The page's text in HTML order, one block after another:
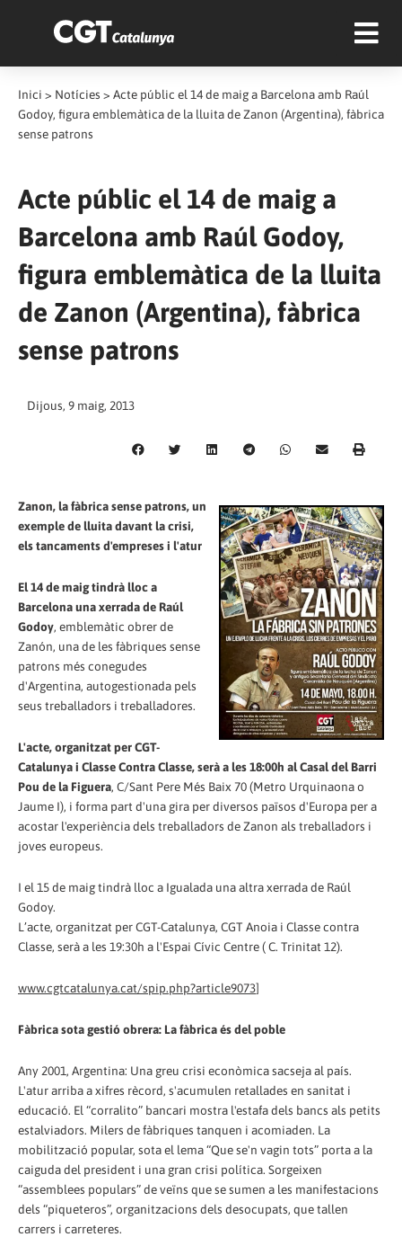
Inici > Notícies > Acte públic el 14 de maig a Barcelona amb Raúl
Godoy, figura emblemàtica de la lluita de Zanon (Argentina), fàbrica
sense patrons
Acte públic el 14 de maig a
Barcelona amb Raúl Godoy,
figura emblemàtica de la lluita
de Zanon (Argentina), fàbrica
sense patrons
Dijous, 9 maig, 2013
Zanon, la fàbrica sense patrons, un
exemple de lluita davant la crisi,
els tancaments d'empreses i l'atur
El 14 de maig tindrà lloc a
Barcelona una xerrada de Raúl
Godoy, emblemàtic obrer de
Zanón, una de les fàbriques sense
patrons més conegudes
d'Argentina, autogestionada pels
seus treballadors i treballadores.
L'acte, organitzat per CGT-
Catalunya i Classe Contra Classe, serà a les 18:00h al Casal del Barri
Pou de la Figuera, C/Sant Pere Més Baix 70 (Metro Urquinaona o
Jaume I), i forma part d'una gira per diversos països d'Europa per a
acostar l'experiència dels treballadors de Zanon als treballadors i
joves europeus.
I el 15 de maig tindrà lloc a Igualada una altra xerrada de Raúl
Godoy.
L’acte, organitzat per CGT-Catalunya, CGT Anoia i Classe contra
Classe, serà a les 19:30h a l'Espai Cívic Centre ( C. Trinitat 12).
www.cgtcatalunya.cat/spip.php?article9073]
Fàbrica sota gestió obrera: La fàbrica és del poble
Any 2001, Argentina: Una greu crisi econòmica sacseja al país.
L'atur arriba a xifres rècord, s'acumulen retallades en sanitat i
educació. El “corralito” bancari mostra l'estafa dels bancs als petits
estalviadors. Milers de fàbriques tanquen i acomiaden. La
mobilització popular, sota el lema “Que se'n vagin tots” porta a la
caiguda del president i una gran crisi política. Sorgeixen
“assemblees populars” de veïns que se sumen a les manifestacions
dels “piqueteros”, organitzacions dels desocupats, que tallen
carrers i carreteres.